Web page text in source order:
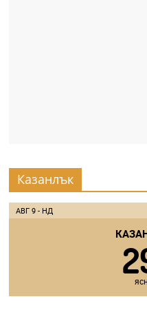
Казанлък
АВГ 9 - НД